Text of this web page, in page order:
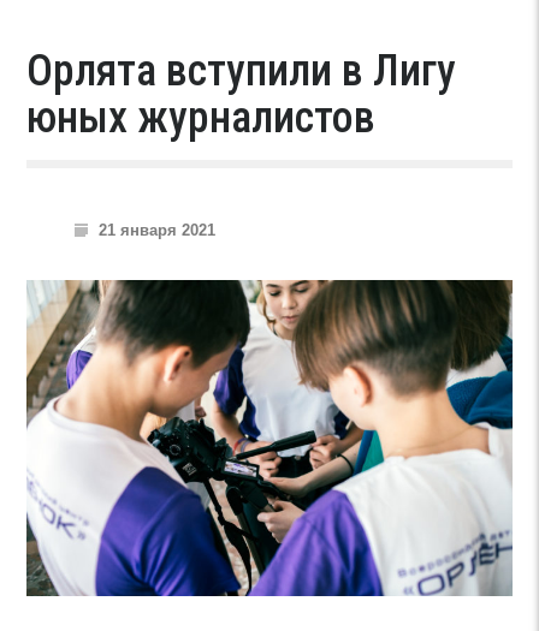
Орлята вступили в Лигу
юных журналистов
21 января 2021